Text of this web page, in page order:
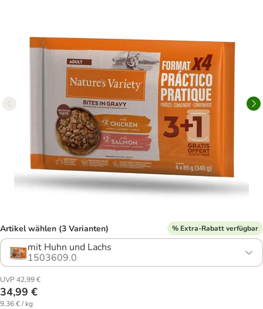
Artikel wählen (3 Varianten) % Extra-Rabatt verfügbar
mit Huhn und Lachs
1503609.0
UVP 42,99 €
34,99 €
9,36 € / kg